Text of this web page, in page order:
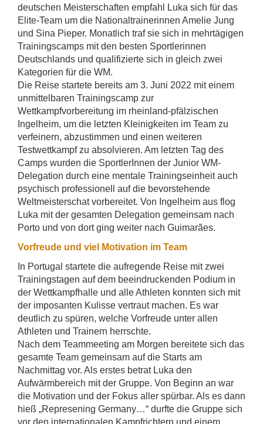
deutschen Meisterschaften empfahl Luka sich für das
Elite-Team um die Nationaltrainerinnen Amelie Jung
und Sina Pieper. Monatlich traf sie sich in mehrtägigen
Trainingscamps mit den besten Sportlerinnen
Deutschlands und qualifizierte sich in gleich zwei
Kategorien für die WM.
Die Reise startete bereits am 3. Juni 2022 mit einem
unmittelbaren Trainingscamp zur
Wettkampfvorbereitung im rheinland-pfälzischen
Ingelheim, um die letzten Kleinigkeiten im Team zu
verfeinern, abzustimmen und einen weiteren
Testwettkampf zu absolvieren. Am letzten Tag des
Camps wurden die SportlerInnen der Junior WM-
Delegation durch eine mentale Trainingseinheit auch
psychisch professionell auf die bevorstehende
Weltmeisterschat vorbereitet. Von Ingelheim aus flog
Luka mit der gesamten Delegation gemeinsam nach
Porto und von dort ging weiter nach Guimarães.
Vorfreude und viel Motivation im Team
In Portugal startete die aufregende Reise mit zwei
Trainingstagen auf dem beeindruckenden Podium in
der Wettkampfhalle und alle Athleten konnten sich mit
der imposanten Kulisse vertraut machen. Es war
deutlich zu spüren, welche Vorfreude unter allen
Athleten und Trainern herrschte.
Nach dem Teammeeting am Morgen bereitete sich das
gesamte Team gemeinsam auf die Starts am
Nachmittag vor. Als erstes betrat Luka den
Aufwärmbereich mit der Gruppe. Von Beginn an war
die Motivation und der Fokus aller spürbar. Als es dann
hieß „Represening Germany…“ durfte die Gruppe sich
vor den internationalen Kampfrichtern und einem